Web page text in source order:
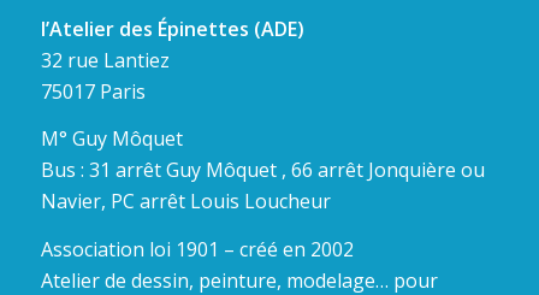
l’Atelier des Épinettes (ADE)
32 rue Lantiez
75017 Paris
M° Guy Môquet
Bus : 31 arrêt Guy Môquet , 66 arrêt Jonquière ou
Navier, PC arrêt Louis Loucheur
Association loi 1901 – créé en 2002
Atelier de dessin, peinture, modelage… pour